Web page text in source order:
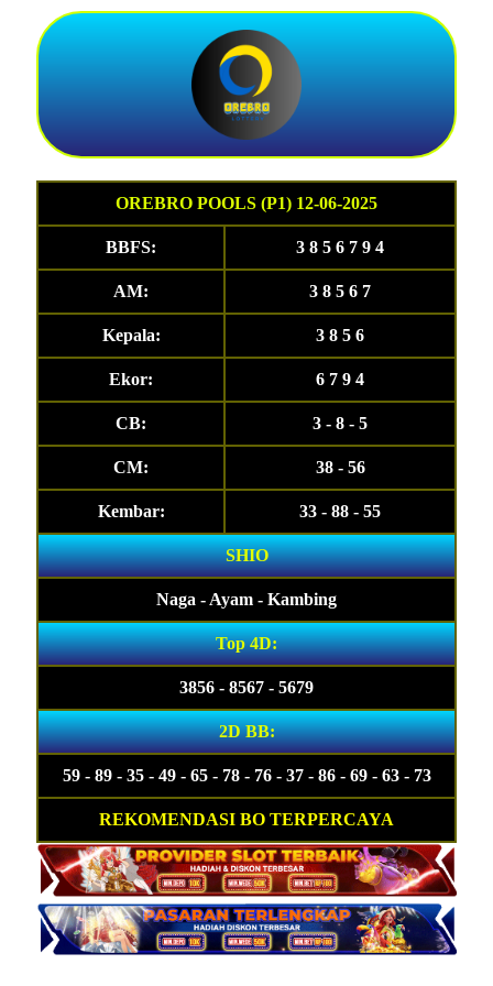
OREBRO POOLS (P1) 12-06-2025
BBFS: 3 8 5 6 7 9 4
AM: 3 8 5 6 7
Kepala: 3 8 5 6
Ekor: 6 7 9 4
CB: 3 - 8 - 5
CM: 38 - 56
Kembar: 33 - 88 - 55
SHIO
Naga - Ayam - Kambing
Top 4D:
3856 - 8567 - 5679
2D BB:
59 - 89 - 35 - 49 - 65 - 78 - 76 - 37 - 86 - 69 - 63 - 73
REKOMENDASI BO TERPERCAYA